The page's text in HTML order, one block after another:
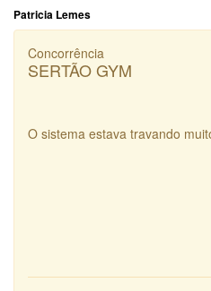
Patricia Lemes
Concorrência
SERTÃO GYM
O sistema estava travando